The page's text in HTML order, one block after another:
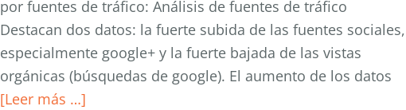
por fuentes de tráfico: Análisis de fuentes de tráfico
Destacan dos datos: la fuerte subida de las fuentes sociales,
especialmente google+ y la fuerte bajada de las vistas
orgánicas (búsquedas de google). El aumento de los datos
[Leer más …]